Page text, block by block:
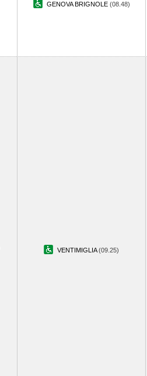
GENOVA BRIGNOLE (08.48)
VENTIMIGLIA(09.25)